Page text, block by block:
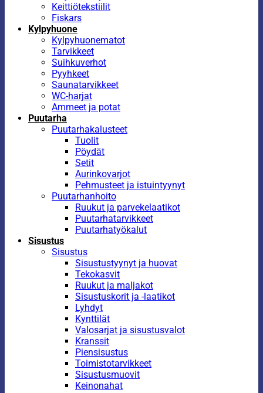
Keittiötekstiilit
Fiskars
Kylpyhuone
Kylpyhuonematot
Tarvikkeet
Suihkuverhot
Pyyhkeet
Saunatarvikkeet
WC-harjat
Ammeet ja potat
Puutarha
Puutarhakalusteet
Tuolit
Pöydät
Setit
Aurinkovarjot
Pehmusteet ja istuintyynyt
Puutarhanhoito
Ruukut ja parvekelaatikot
Puutarhatarvikkeet
Puutarhatyökalut
Sisustus
Sisustus
Sisustustyynyt ja huovat
Tekokasvit
Ruukut ja maljakot
Sisustuskorit ja -laatikot
Lyhdyt
Kynttilät
Valosarjat ja sisustusvalot
Kranssit
Piensisustus
Toimistotarvikkeet
Sisustusmuovit
Keinonahat